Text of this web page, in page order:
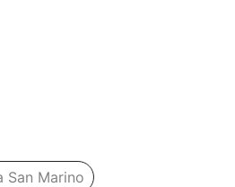
Marino